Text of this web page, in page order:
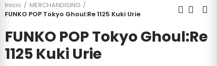
Inicio
MERCHANDISING
FUNKO POP Tokyo Ghoul:Re 1125 Kuki Urie
FUNKO POP Tokyo Ghoul:Re
1125 Kuki Urie